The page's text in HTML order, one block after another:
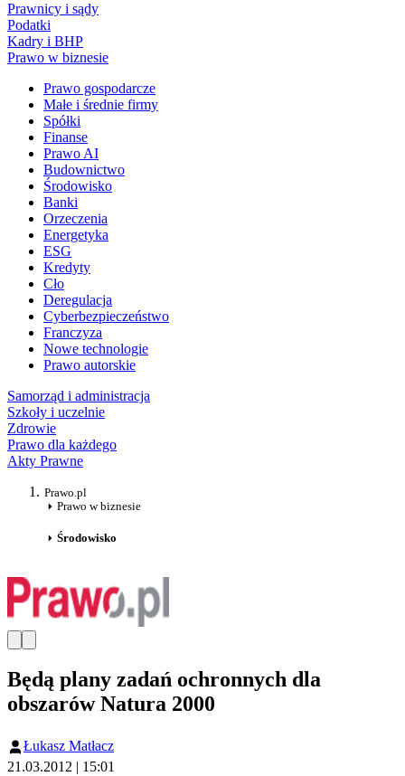
Prawnicy i sądy
Podatki
Kadry i BHP
Prawo w biznesie
Prawo gospodarcze
Małe i średnie firmy
Spółki
Finanse
Prawo AI
Budownictwo
Środowisko
Banki
Orzeczenia
Energetyka
ESG
Kredyty
Cło
Deregulacja
Cyberbezpieczeństwo
Franczyza
Nowe technologie
Prawo autorskie
Samorząd i administracja
Szkoły i uczelnie
Zdrowie
Prawo dla każdego
Akty Prawne
Prawo.pl
Prawo w biznesie
Środowisko
Będą plany zadań ochronnych dla
obszarów Natura 2000
Łukasz Matłacz
21.03.2012 | 15:01